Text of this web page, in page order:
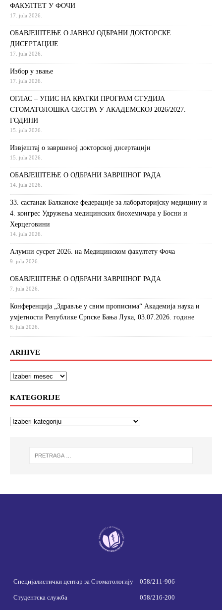
ФАКУЛТЕТ У ФОЧИ
17. jula 2026.
ОБАВЈЕШТЕЊЕ О ЈАВНОЈ ОДБРАНИ ДОКТОРСКЕ
ДИСЕРТАЦИЈЕ
17. jula 2026.
Избор у звање
17. jula 2026.
ОГЛАС – УПИС НА КРАТКИ ПРОГРАМ СТУДИЈА
СТОМАТОЛОШКА СЕСТРА У АКАДЕМСКОЈ 2026/2027.
ГОДИНИ
15. jula 2026.
Извjeштaj o зaвршeнoj дoктoрскoj дисeртaциjи
15. jula 2026.
ОБАВЈЕШТЕЊЕ О ОДБРАНИ ЗАВРШНОГ РАДА
14. jula 2026.
33. састанак Балканске федерације за лабораторијску медицину и
4. конгрес Удружења медицинских биохемичара у Босни и
Херцеговини
14. jula 2026.
Алумни сусрет 2026. на Медицинском факултету Фоча
9. jula 2026.
ОБАВЈЕШТЕЊЕ О ОДБРАНИ ЗАВРШНОГ РАДА
7. jula 2026.
Конференција „Здравље у свим прописима“ Академија наука и
умјетности Републике Српске Бања Лука, 03.07.2026. године
6. jula 2026.
ARHIVE
KATEGORIJE
Специјалистички центар за Стоматологију 058/211-906
Студентска служба 058/216-200